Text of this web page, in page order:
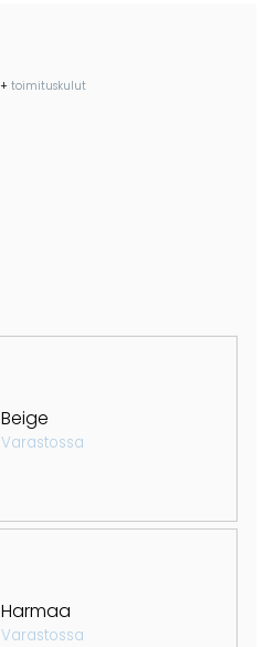
+toimituskulut
Beige
Varastossa
Harmaa
Varastossa